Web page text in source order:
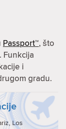
Passport™, što
. Funkcija
i
gradu.
Los